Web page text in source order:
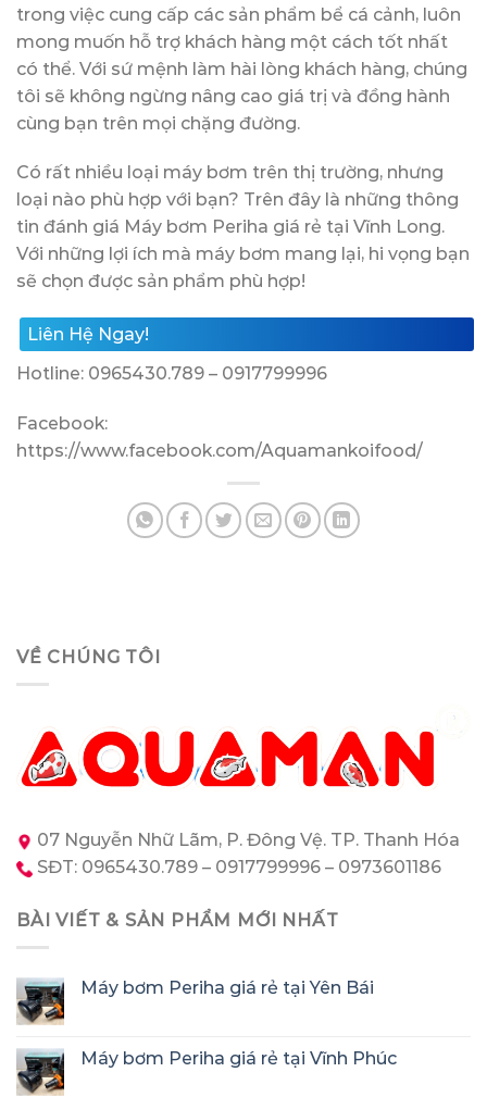
trong việc cung cấp các sản phẩm bể cá cảnh, luôn
mong muốn hỗ trợ khách hàng một cách tốt nhất
có thể. Với sứ mệnh làm hài lòng khách hàng, chúng
tôi sẽ không ngừng nâng cao giá trị và đồng hành
cùng bạn trên mọi chặng đường.
Có rất nhiều loại máy bơm trên thị trường, nhưng
loại nào phù hợp với bạn? Trên đây là những thông
tin đánh giá Máy bơm Periha giá rẻ tại Vĩnh Long.
Với những lợi ích mà máy bơm mang lại, hi vọng bạn
sẽ chọn được sản phẩm phù hợp!
Liên Hệ Ngay!
Hotline: 0965430.789 – 0917799996
Facebook:
https://www.facebook.com/Aquamankoifood/
VỀ CHÚNG TÔI
07 Nguyễn Nhữ Lãm, P. Đông Vệ. TP. Thanh Hóa
SĐT: 0965430.789 – 0917799996 – 0973601186
BÀI VIẾT & SẢN PHẨM MỚI NHẤT
Máy bơm Periha giá rẻ tại Yên Bái
Máy bơm Periha giá rẻ tại Vĩnh Phúc